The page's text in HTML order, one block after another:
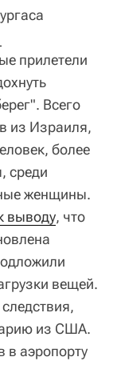
прилетели
Всего
из Израиля,
более
среди
женщины.
выводу, что
вещей.
из США.
в аэропорту